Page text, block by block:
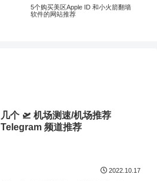
5个购买美区Apple ID 和小火箭翻墙
软件的网站推荐
几个 🛫 机场测速/机场推荐
Telegram 频道推荐
2022.10.17